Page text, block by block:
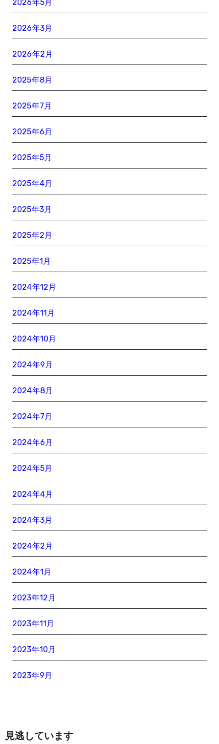
2026年5月
2026年3月
2026年2月
2025年8月
2025年7月
2025年6月
2025年5月
2025年4月
2025年3月
2025年2月
2025年1月
2024年12月
2024年11月
2024年10月
2024年9月
2024年8月
2024年7月
2024年6月
2024年5月
2024年4月
2024年3月
2024年2月
2024年1月
2023年12月
2023年11月
2023年10月
2023年9月
見逃しています